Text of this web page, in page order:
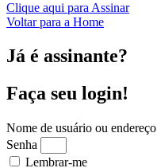
Clique aqui para Assinar
Voltar para a Home
Já é assinante?
Faça seu login!
Nome de usuário ou
Senha
Lembrar-me